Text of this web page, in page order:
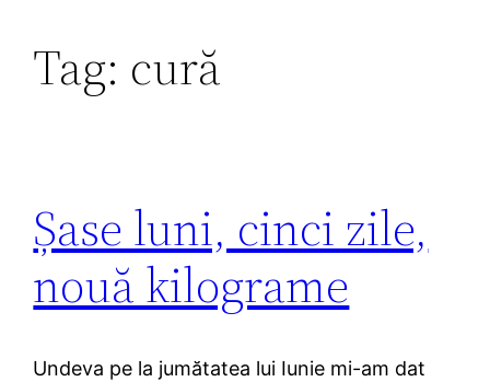
Tag: cură
Șase luni, cinci zile,
nouă kilograme
Undeva pe la jumătatea lui Iunie mi-am dat